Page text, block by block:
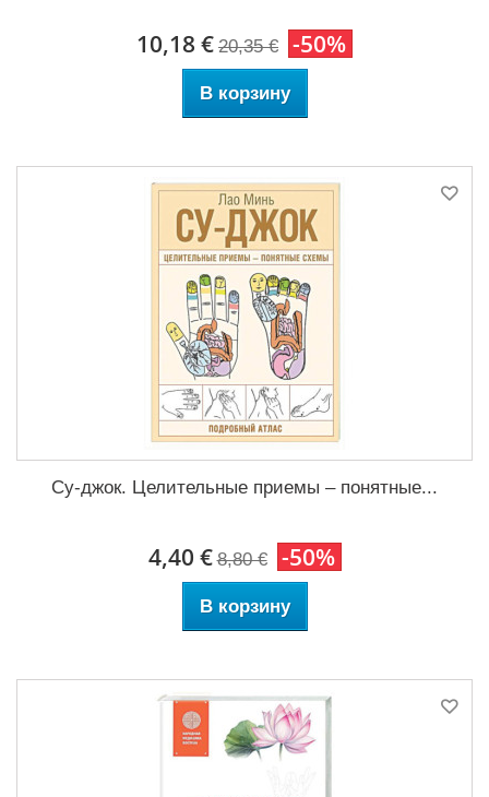
10,18 € 20,35 € -50%
В корзину
Су-джок. Целительные приемы – понятные...
4,40 € 8,80 € -50%
В корзину